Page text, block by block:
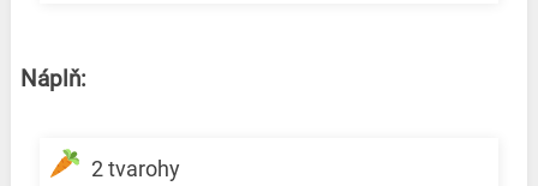
Náplň:
2 tvarohy